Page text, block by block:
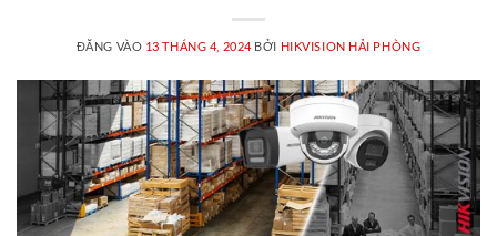
ĐĂNG VÀO 13 THÁNG 4, 2024 BỞI HIKVISION HẢI PHÒNG